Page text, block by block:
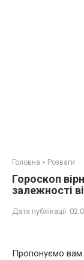
Головна » Розваги
Гороскоп
залежності
Дата публікації:
Пропонуємо вам